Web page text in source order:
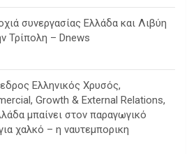
συνεργασίας Ελλάδα και Λιβύη
Τρίπολη – Dnews
Ελληνικός Χρυσός,
Growth & External Relations,
μπαίνει στον παραγωγικό
χαλκό – η ναυτεμπορικη